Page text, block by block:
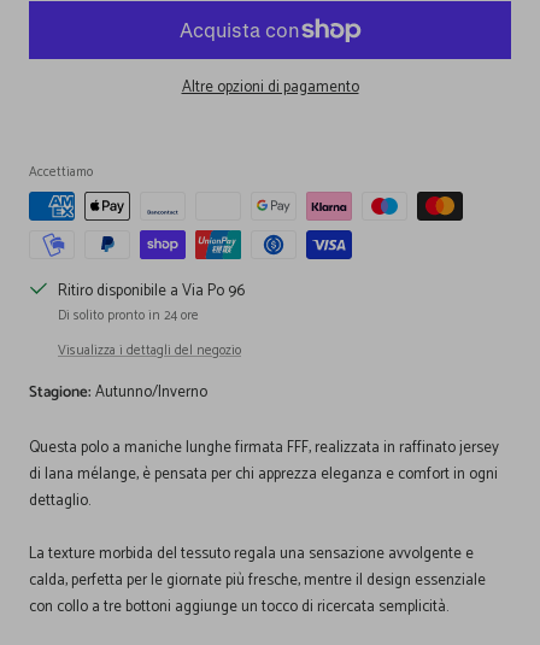
Altre opzioni di pagamento
Accettiamo
Ritiro disponibile a Via Po 96
Di solito pronto in 24 ore
Visualizza i dettagli del negozio
Stagione:Autunno/Inverno
Questa polo a maniche lunghe firmata FFF, realizzata in raffinato jersey
di lana mélange, è pensata per chi apprezza eleganza e comfort in ogni
dettaglio.
La texture morbida del tessuto regala una sensazione avvolgente e
calda, perfetta per le giornate più fresche, mentre il design essenziale
con collo a tre bottoni aggiunge un tocco di ricercata semplicità.